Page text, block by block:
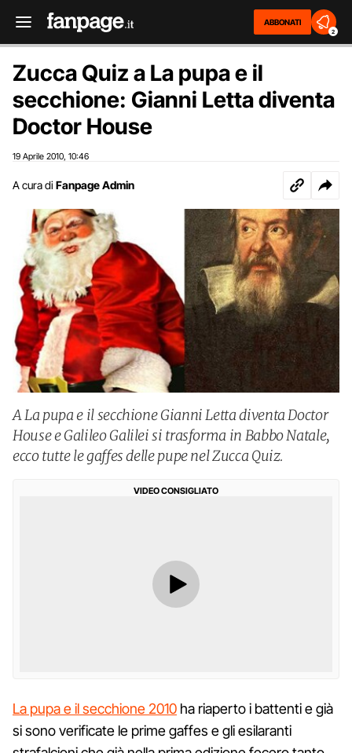
ABBONATI
2
Zucca Quiz a La pupa e il
secchione: Gianni Letta diventa
Doctor House
19 Aprile 2010 10:46
A cura di Fanpage Admin
A La pupa e il secchione Gianni Letta diventa Doctor
House e Galileo Galilei si trasforma in Babbo Natale,
ecco tutte le gaffes delle pupe nel Zucca Quiz.
VIDEO CONSIGLIATO
La pupa e il secchione 2010 ha riaperto i battenti e già
si sono verificate le prime gaffes e gli esilaranti